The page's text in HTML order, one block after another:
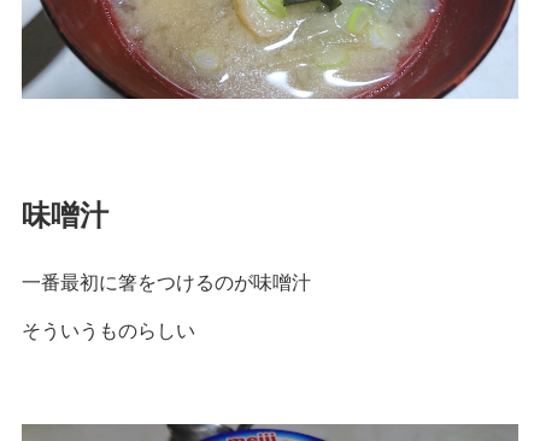
味噌汁
一番最初に箸をつけるのが味噌汁
そういうものらしい